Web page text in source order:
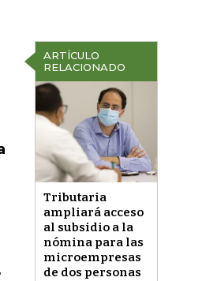
ARTÍCULO
RELACIONADO
Tributaria
ampliará acceso
al subsidio a la
nómina para las
microempresas
de dos personas